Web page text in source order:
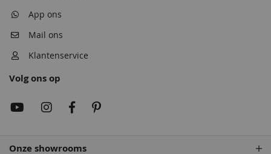
App ons
Mail ons
Klantenservice
Volg ons op
Onze showrooms